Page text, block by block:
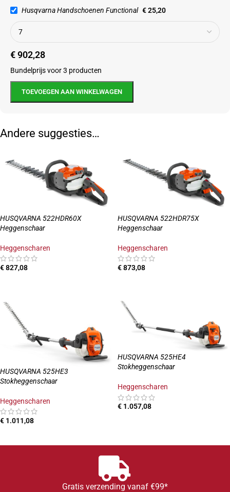
Husqvarna Handschoenen Functional €25,20
€902,28
Bundelprijs voor 3 producten
TOEVOEGEN AAN WINKELWAGEN
Andere suggesties…
HUSQVARNA 522HDR60X
Heggenschaar
Heggenscharen
€827,08
HUSQVARNA 522HDR75X
Heggenschaar
Heggenscharen
€873,08
HUSQVARNA 525HE3
Stokheggenschaar
Heggenscharen
€ 1.011,08
HUSQVARNA 525HE4
Stokheggenschaar
Heggenscharen
€ 1.057,08
Gratis verzending vanaf €99*